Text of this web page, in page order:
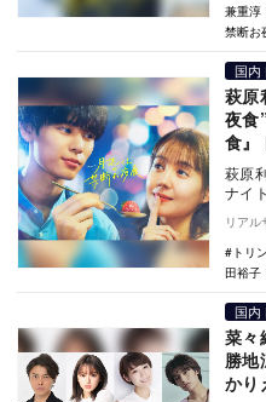
兼重淳
禁断お
国内
萩原
夜
食』
萩原
ナイ
が
とが
リアル
トリ
田裕子
国内
菜々
勝地
かり